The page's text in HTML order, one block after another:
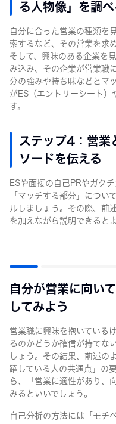
る人物像」を調べ
自分に合った営業の種類を
索するなど、その営業を求
そして、興味のある企業を
み込み、その企業が営業職
分の強みや持ち味などとマ
がES（エントリーシート）
す。
ステップ4：営業
ソードを伝える
ESや面接の自己PRやガク
「マッチする部分」につい
ルしましょう。その際、前
を加えながら説明できると
自分が営業に向い
してみよう
営業職に興味を抱いている
るのかどうか確信が持てな
しょう。その結果、前述の
躍している人の共通点」の
ら、「営業に適性があり、
みるといいでしょう。
自己分析の方法には「モチ